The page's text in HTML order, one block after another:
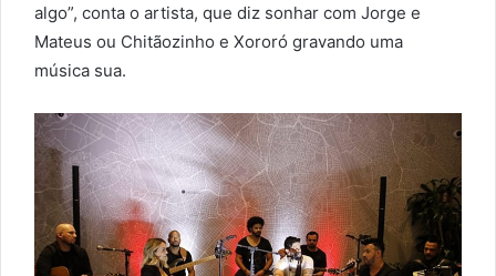
algo”, conta o artista, que diz sonhar com Jorge e
Mateus ou Chitãozinho e Xororó gravando uma
música sua.